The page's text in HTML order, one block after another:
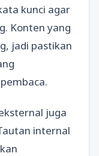
kunci agar
Konten yang
jadi pastikan
juga
internal